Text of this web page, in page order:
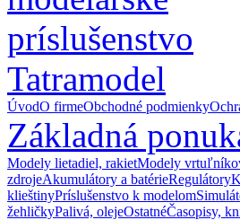
ÚvodO firmeObchodné podmienky
Základná
Modely lietadiel, rakietModely
zdrojeAkumulátory a batérieRegulátory
klieštinyPríslušenstvo k modelom
žehličkyPalivá, olejeOstatnéČasopisy,